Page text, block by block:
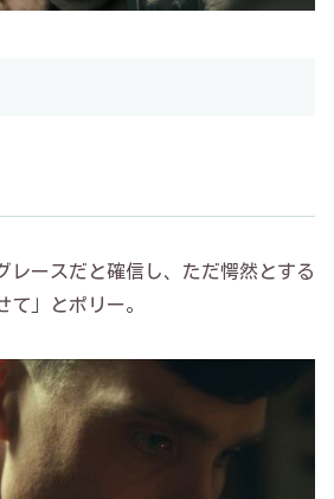
レースだと確信し、ただ愕然とする
て」とポリー。